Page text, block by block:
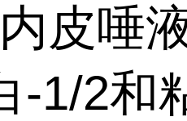
皮唾
-1/2和